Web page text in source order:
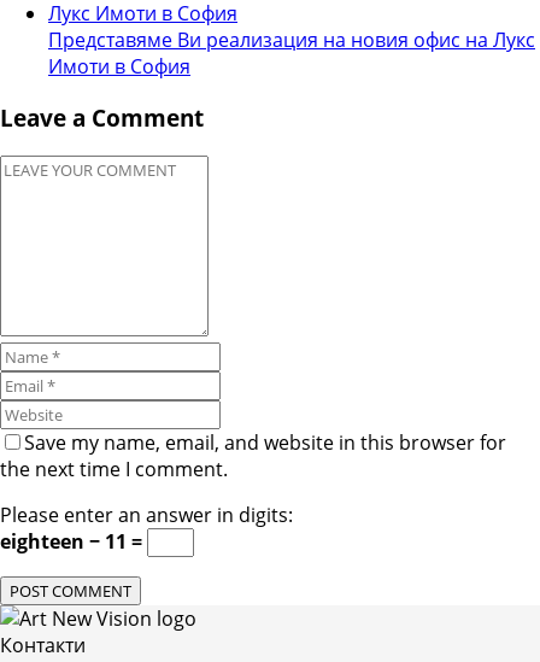
Представяме Ви реализация на новия офис на Лукс
Имоти в София
Leave a Comment
Save my name, email, and website in this browser for
the next time I comment.
Please enter an answer in digits:
eighteen − 11 =
Контакти